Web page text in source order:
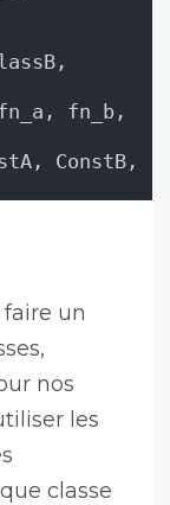
fn_b,
ConstB,
un
nos
les
classe